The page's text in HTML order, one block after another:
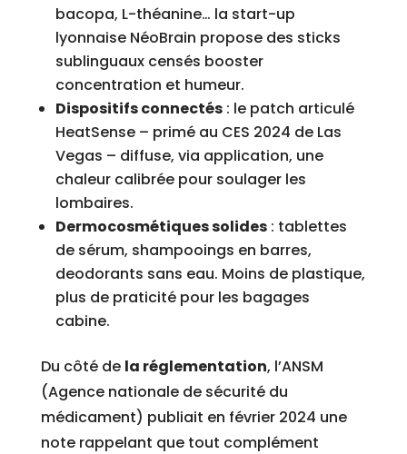
bacopa, L-théanine… la start-up
lyonnaise NéoBrain propose des sticks
sublinguaux censés booster
concentration et humeur.
Dispositifs connectés: le patch articulé
HeatSense – primé au CES 2024 de Las
Vegas – diffuse, via application, une
chaleur calibrée pour soulager les
lombaires.
Dermocosmétiques solides: tablettes
de sérum, shampooings en barres,
deodorants sans eau. Moins de plastique,
plus de praticité pour les bagages
cabine.
Du côté de la réglementation, l’ANSM
(Agence nationale de sécurité du
médicament) publiait en février 2024 une
note rappelant que tout complément